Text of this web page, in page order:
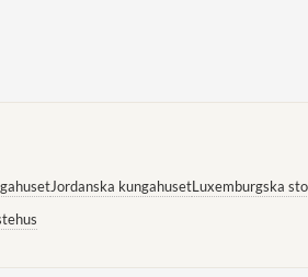
Jordanska kungahusetLuxemburgska